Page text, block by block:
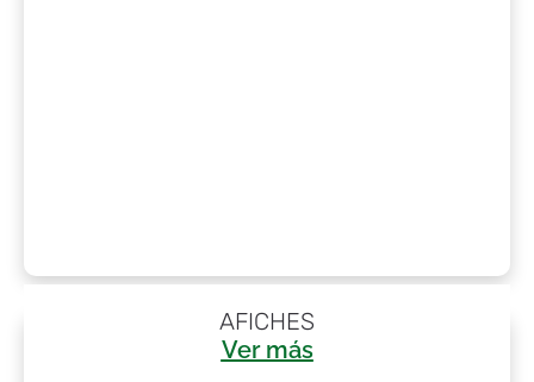
AFICHES
Ver más